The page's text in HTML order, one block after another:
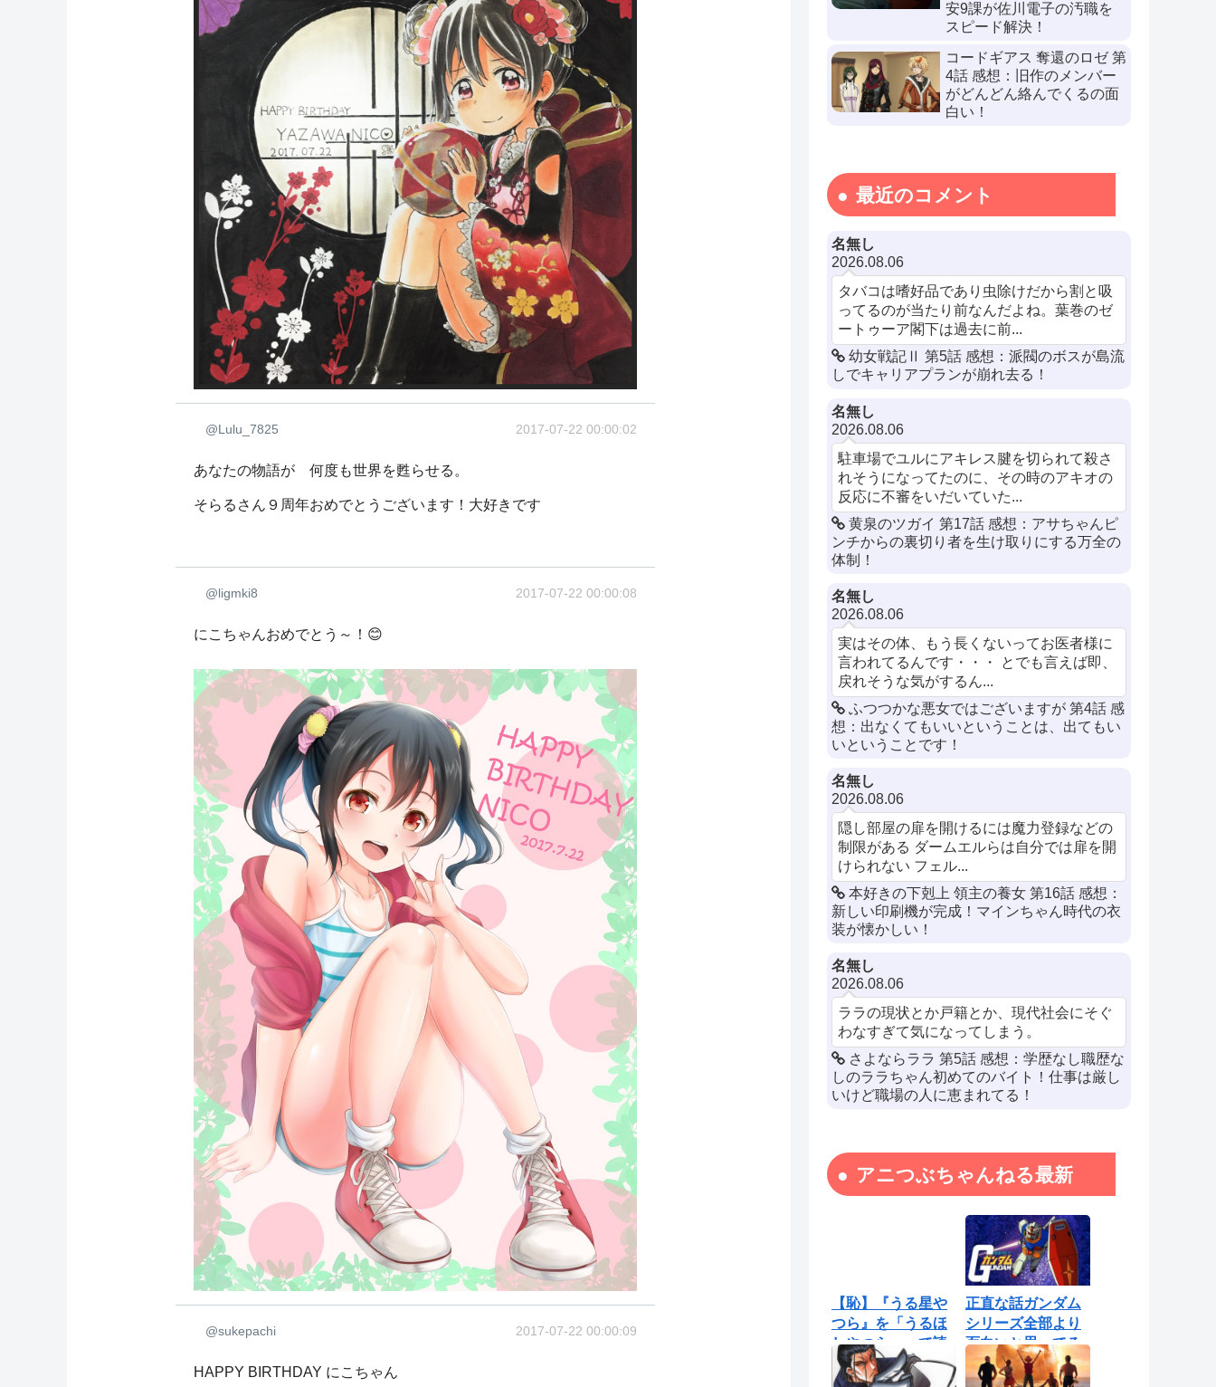
@Lulu_7825 2017-07-22 00:00:02
あなたの物語が 何度も世界を甦らせる。
そらるさん９周年おめでとうございます！大好きです
@ligmki8 2017-07-22 00:00:08
にこちゃんおめでとう～！😊
@sukepachi 2017-07-22 00:00:09
HAPPY BIRTHDAY にこちゃん
安9課が佐川電子の汚職を
スピード解決！
コードギアス 奪還のロゼ 第
4話 感想：旧作のメンバー
がどんどん絡んでくるの面
白い！
最近のコメント
名無し
2026.08.06
タバコは嗜好品であり虫除けだから割と吸
ってるのが当たり前なんだよね。葉巻のゼ
ートゥーア閣下は過去に前...
幼女戦記Ⅱ 第5話 感想：派閥のボスが島流
しでキャリアプランが崩れ去る！
名無し
2026.08.06
駐車場でユルにアキレス腱を切られて殺さ
れそうになってたのに、その時のアキオの
反応に不審をいだいていた...
黄泉のツガイ 第17話 感想：アサちゃんピ
ンチからの裏切り者を生け取りにする万全の
体制！
名無し
2026.08.06
実はその体、もう長くないってお医者様に
言われてるんです・・・ とでも言えば即、
戻れそうな気がするん...
ふつつかな悪女ではございますが 第4話 感
想：出なくてもいいということは、出てもい
いということです！
名無し
2026.08.06
隠し部屋の扉を開けるには魔力登録などの
制限がある ダームエルらは自分では扉を開
けられない フェル...
本好きの下剋上 領主の養女 第16話 感想：
新しい印刷機が完成！マインちゃん時代の衣
装が懐かしい！
名無し
2026.08.06
ララの現状とか戸籍とか、現代社会にそぐ
わなすぎて気になってしまう。
さよならララ 第5話 感想：学歴なし職歴な
しのララちゃん初めてのバイト！仕事は厳し
いけど職場の人に恵まれてる！
アニつぶちゃんねる最新
【恥】『うる星や
つら』を「うるほ
しやつら」って読
んでたわ…勘...
正直な話ガンダム
シリーズ全部より
面白いと思ってる
ロボットアニ...